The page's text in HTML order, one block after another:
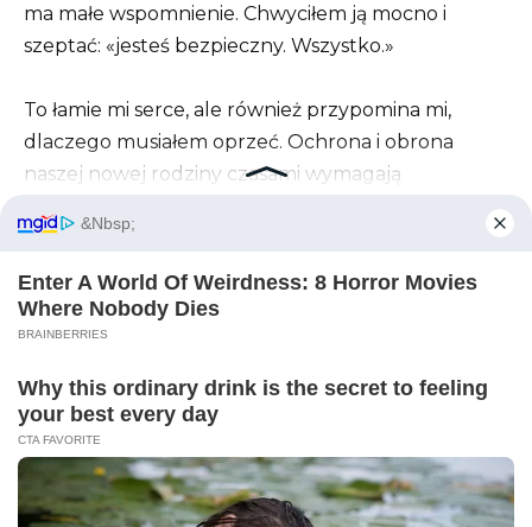
ma małe wspomnienie. Chwyciłem ją mocno i
szeptać: «jesteś bezpieczny. Wszystko.»
To łamie mi serce, ale również przypomina mi,
dlaczego musiałem oprzeć. Ochrona i obrona
naszej nowej rodziny czasami wymagają
niezachwianej determinacji.